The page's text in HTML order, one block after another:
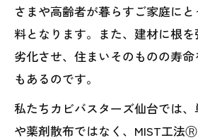
さまや高齢者が暮らすご家庭に
料となります。また、建材に根
劣化させ、住まいそのものの寿
もあるのです。
私たちカビバスターズ仙台では
や薬剤散布ではなく、MIST工法